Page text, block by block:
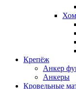
Крепёж
Анкер
Анкеры
Кровельные